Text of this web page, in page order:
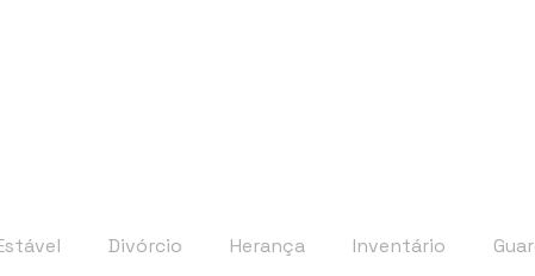
Divórcio Herança Inventário